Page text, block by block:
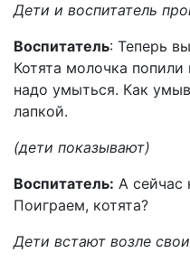
Дети и воспитатель
Воспитатель: Теперь
Котята молочка попили
надо умыться. Как
лапкой.
(дети показывают)
Воспитатель: А сейчас
Поиграем, котята?
Дети встают возле